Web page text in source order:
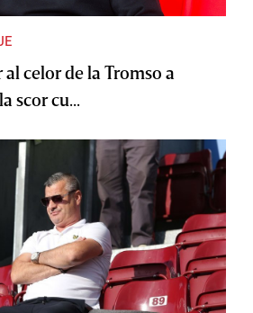
celor de la Tromso a
scor cu...